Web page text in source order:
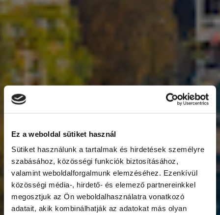
Ez a weboldal sütiket használ
Sütiket használunk a tartalmak és hirdetések személyre
szabásához, közösségi funkciók biztosításához,
valamint weboldalforgalmunk elemzéséhez. Ezenkívül
közösségi média-, hirdető- és elemező partnereinkkel
megosztjuk az Ön weboldalhasználatra vonatkozó
adatait, akik kombinálhatják az adatokat más olyan